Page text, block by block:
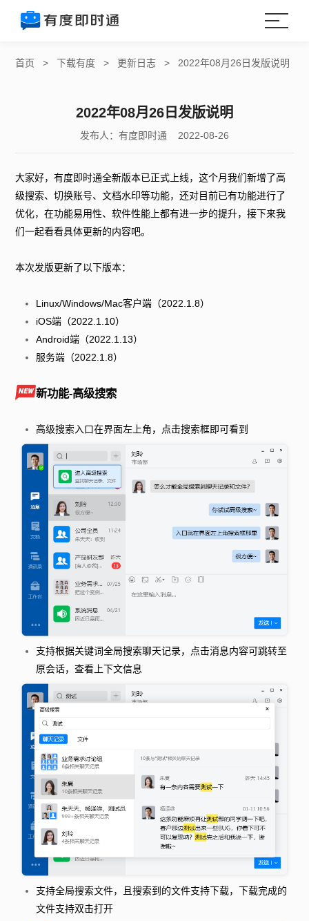
首页 >下载有度 > 更新日志 > 2022年08月26日发版说明
2022年08月26日发版说明
发布人：有度即时通 2022-08-26
大家好，有度即时通全新版本已正式上线，这个月我们新增了高
级搜索、切换账号、文档水印等功能，还对目前已有功能进行了
优化，在功能易用性、软件性能上都有进一步的提升，接下来我
们一起看看具体更新的内容吧。
本次发版更新了以下版本：
Linux/Windows/Mac客户端（2022.1.8）
iOS端（2022.1.10）
Android端（2022.1.13）
服务端（2022.1.8）
新功能-高级搜索
高级搜索入口在界面左上角，点击搜索框即可看到
支持根据关键词全局搜索聊天记录，点击消息内容可跳转至
原会话，查看上下文信息
支持全局搜索文件，且搜索到的文件支持下载，下载完成的
文件支持双击打开